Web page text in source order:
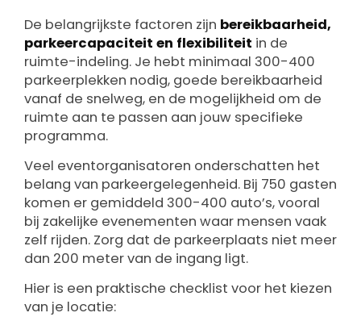
De belangrijkste factoren zijn bereikbaarheid,
parkeercapaciteit en flexibiliteit in de
ruimte-indeling. Je hebt minimaal 300-400
parkeerplekken nodig, goede bereikbaarheid
vanaf de snelweg, en de mogelijkheid om de
ruimte aan te passen aan jouw specifieke
programma.
Veel eventorganisatoren onderschatten het
belang van parkeergelegenheid. Bij 750 gasten
komen er gemiddeld 300-400 auto’s, vooral
bij zakelijke evenementen waar mensen vaak
zelf rijden. Zorg dat de parkeerplaats niet meer
dan 200 meter van de ingang ligt.
Hier is een praktische checklist voor het kiezen
van je locatie: